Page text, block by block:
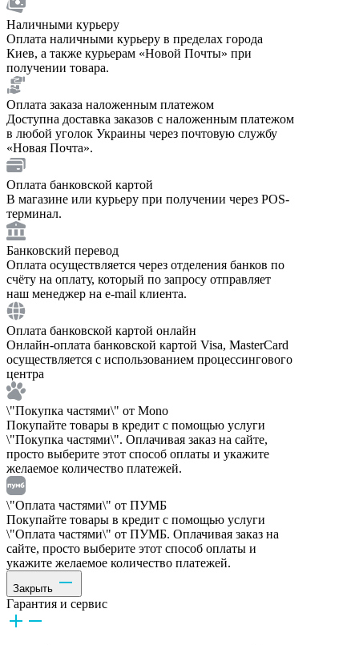
Наличными курьеру
Оплата наличными курьеру в пределах города
Киев, а также курьерам «Новой Почты» при
получении товара.
Оплата заказа наложенным платежом
Доступна доставка заказов с наложенным платежом
в любой уголок Украины через почтовую службу
«Новая Почта».
Оплата банковской картой
В магазине или курьеру при получении через POS-
терминал.
Банковский перевод
Оплата осуществляется через отделения банков по
счёту на оплату, который по запросу отправляет
наш менеджер на e-mail клиента.
Оплата банковской картой онлайн
Онлайн-оплата банковской картой Visa, MasterCard
осуществляется с использованием процессингового
центра
\"Покупка частями\" от Mono
Покупайте товары в кредит с помощью услуги
\"Покупка частями\". Оплачивая заказ на сайте,
просто выберите этот способ оплаты и укажите
желаемое количество платежей.
\"Оплата частями\" от ПУМБ
Покупайте товары в кредит с помощью услуги
\"Оплата частями\" от ПУМБ. Оплачивая заказ на
сайте, просто выберите этот способ оплаты и
укажите желаемое количество платежей.
Закрыть
Гарантия и сервис